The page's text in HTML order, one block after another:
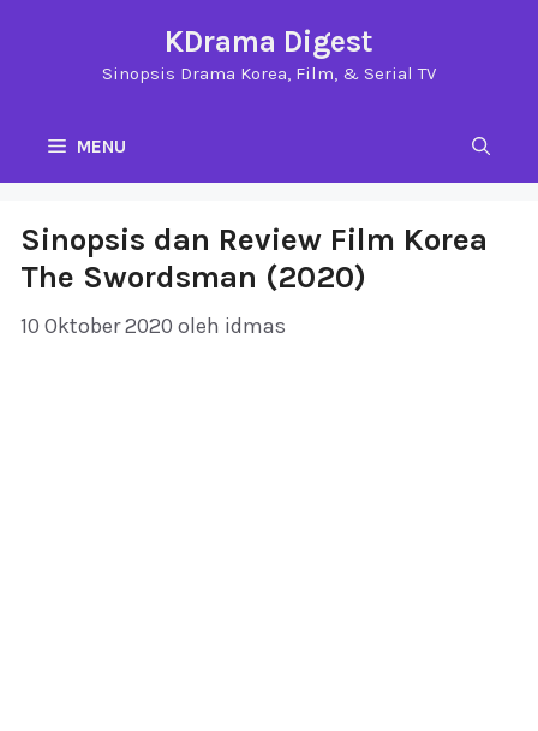
KDrama Digest
Sinopsis Drama Korea, Film, & Serial TV
MENU
Sinopsis dan Review Film Korea
The Swordsman (2020)
10 Oktober 2020 oleh idmas